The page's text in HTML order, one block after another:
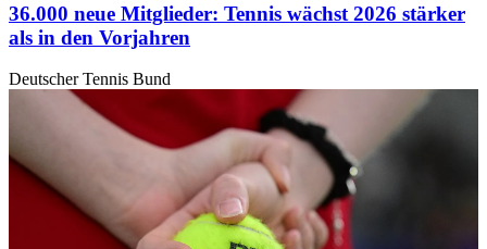
36.000 neue Mitglieder: Tennis wächst 2026 stärker
als in den Vorjahren
Deutscher Tennis Bund